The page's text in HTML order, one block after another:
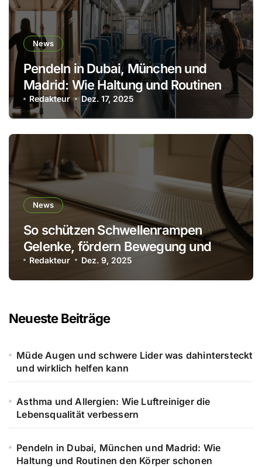
News
Pendeln in Dubai, München und
Madrid: Wie Haltung und Routinen
den Körper schonen
Redakteur Dez. 17, 2025
News
So schützen Schwellenrampen
Gelenke, fördern Bewegung und
verhindern Stürze
Redakteur Dez. 9, 2025
Neueste Beiträge
Müde Augen und schwere Lider was dahintersteckt
und wirklich helfen kann
Asthma und Allergien: Wie Luftreiniger die
Lebensqualität verbessern
Pendeln in Dubai, München und Madrid: Wie
Haltung und Routinen den Körper schonen